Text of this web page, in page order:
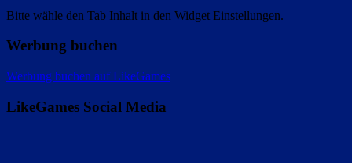
Bitte wähle den Tab Inhalt in den Widget Einstellungen.
Werbung buchen
Werbung buchen auf LikeGames
LikeGames Social Media